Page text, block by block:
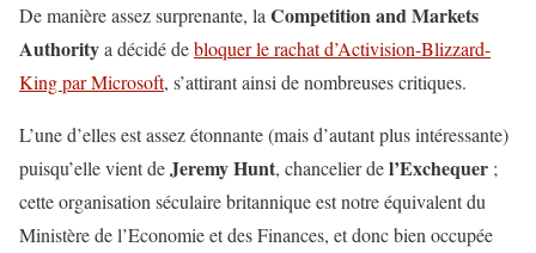
De manière assez surprenante, la Competition and Markets
Authoritya décidé debloquer le rachat d’Activision-Blizzard-
King par Microsoft, s’attirant ainsi de nombreuses critiques.
L’une d’elles est assez étonnante (mais d’autant plus intéressante)
puisqu’elle vient deJeremy Hunt, chancelier del’Exchequer ;
cette organisation séculaire britannique est notre équivalent du
Ministère de l’Economie et des Finances, et donc bien occupée